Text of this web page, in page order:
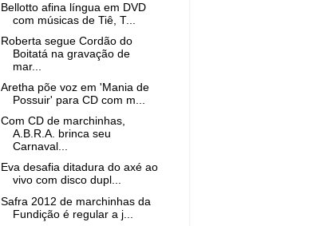
Bellotto afina língua em DVD
com músicas de Tiê, T...
Roberta segue Cordão do
Boitatá na gravação de
mar...
Aretha põe voz em 'Mania de
Possuir' para CD com m...
Com CD de marchinhas,
A.B.R.A. brinca seu
Carnaval...
Eva desafia ditadura do axé ao
vivo com disco dupl...
Safra 2012 de marchinhas da
Fundição é regular a j...